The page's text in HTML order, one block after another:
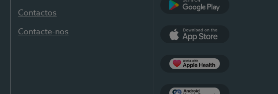
Contactos
Contacte-nos